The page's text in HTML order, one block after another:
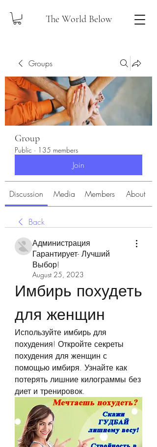
The World Below
Groups
Group
Public · 135 members
Join
Discussion Media Members About
Back
Администрация
Гарантирует- Лучший
Выбор!
August 25, 2023
Имбирь похудеть
для женщин
Используйте имбирь для
похудения! Откройте секреты
похудения для женщин с
помощью имбиря. Узнайте как
потерять лишние килограммы без
диет и тренировок.